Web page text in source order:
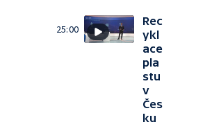
25:00
Rec
ykl
ace
pla
stu
v
Čes
ku